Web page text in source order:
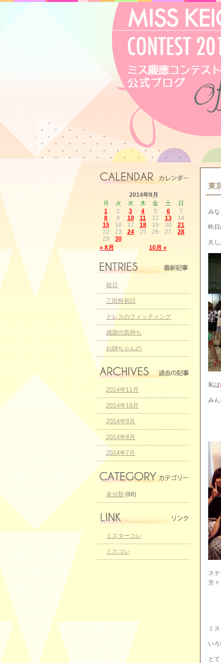
東
み
昨
久
私は
み
ス
方
ミ
い
と
2014年9月
月
火 水 木 金 土 日
« 8月 10月 »
1 2 3 4 5 6
7
8
9 10 11 12 13
14
15
16 17 18 19 20
21
22
23 24 25 26 27
28
29
30
前日
三田祭初日
ドレスのフィッティング
感謝の気持ち
お姉ちゃんの
2014年11月
2014年10月
2014年9月
2014年8月
2014年7月
未分類(88)
ミスターコレ
ミスコレ